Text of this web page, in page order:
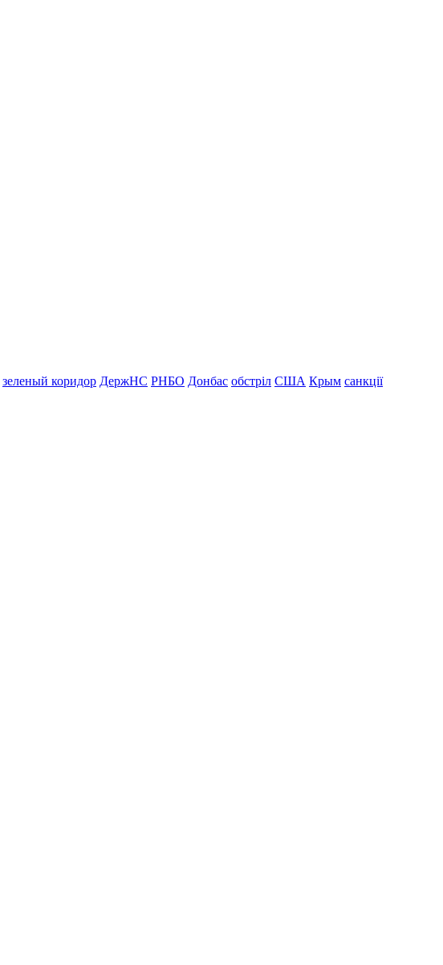
зеленый коридор ДержНС РНБО Донбас обстріл США Крым санкції